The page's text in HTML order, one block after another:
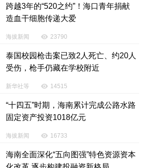
》认为，当前中国出境游市场仍
主流选择。
问过新加坡相关地点的高德用户
人次。2024年双边免签政策落地
线城市增开赴新航线，新兴城市
升。
偏好也在变化；五一假期赴新热
生态类占据5席，夜间动物园、滨
验的热度已超过传统地标。“花园
正成为新加坡吸引中国游客的核心
跨越3年的“520之约”！海口青年捐献
造血干细胞传递大爱
海拔新闻 23790
泰国校园枪击案已致2人死亡、约20人
受伤，枪手仍藏在学校附近
新华社等 14515
“十四五”时期，海南累计完成公路水路
固定资产投资1018亿元
海拔新闻 16733
海南全面深化“五向图强”特色资源资本